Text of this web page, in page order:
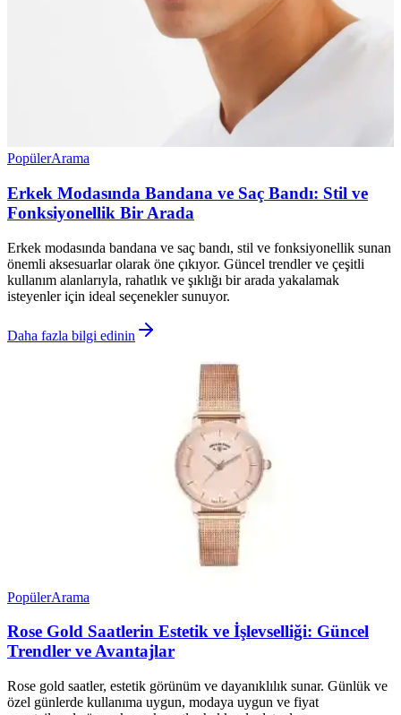
PopülerArama
Erkek Modasında Bandana ve Saç Bandı: Stil ve
Fonksiyonellik Bir Arada
Erkek modasında bandana ve saç bandı, stil ve fonksiyonellik sunan
önemli aksesuarlar olarak öne çıkıyor. Güncel trendler ve çeşitli
kullanım alanlarıyla, rahatlık ve şıklığı bir arada yakalamak
isteyenler için ideal seçenekler sunuyor.
Daha fazla bilgi edinin
PopülerArama
Rose Gold Saatlerin Estetik ve İşlevselliği: Güncel
Trendler ve Avantajlar
Rose gold saatler, estetik görünüm ve dayanıklılık sunar. Günlük ve
özel günlerde kullanıma uygun, modaya uygun ve fiyat